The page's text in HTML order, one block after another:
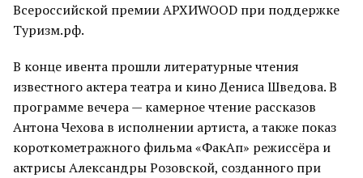
Всероссийской премии АРХИWOOD при поддержке
Туризм.рф.
В конце ивента прошли литературные чтения
известного актера театра и кино Дениса Шведова. В
программе вечера — камерное чтение рассказов
Антона Чехова в исполнении артиста, а также показ
короткометражного фильма «ФакАп» режиссёра и
актрисы Александры Розовской, созданного при